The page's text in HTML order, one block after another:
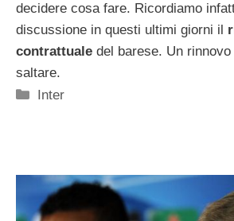
decidere cosa fare. Ricordiamo
discussione in questi ultimi giorni il
contrattuale del barese. Un
saltare.
Categorie
Inter